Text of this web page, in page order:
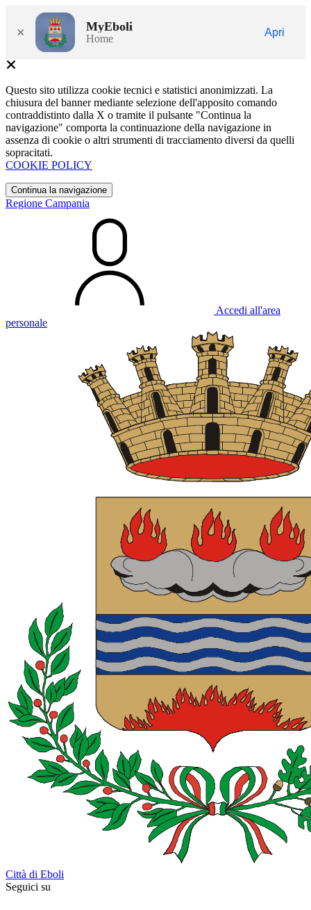
× MyEboli
Home
Apri
Questo sito utilizza cookie tecnici e statistici anonimizzati. La
chiusura del banner mediante selezione dell'apposito comando
contraddistinto dalla X o tramite il pulsante "Continua la
navigazione" comporta la continuazione della navigazione in
assenza di cookie o altri strumenti di tracciamento diversi da quelli
sopracitati.
COOKIE POLICY
Continua la navigazione
Regione Campania
Accedi all'area
personale
Città di Eboli
Seguici su